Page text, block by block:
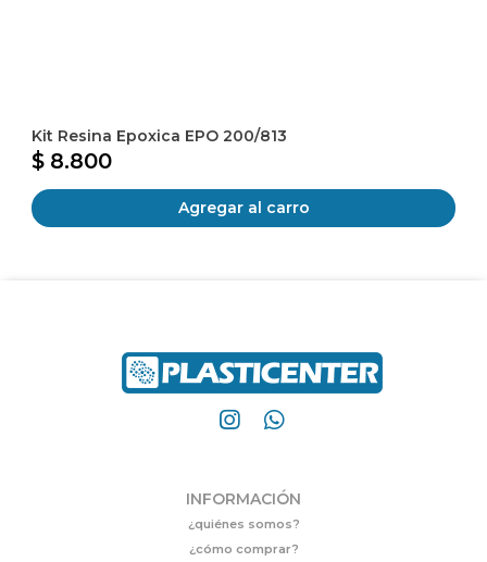
Kit Resina Epoxica EPO 200/813
$ 8.800
Agregar al carro
INFORMACIÓN
¿quiénes somos?
¿cómo comprar?